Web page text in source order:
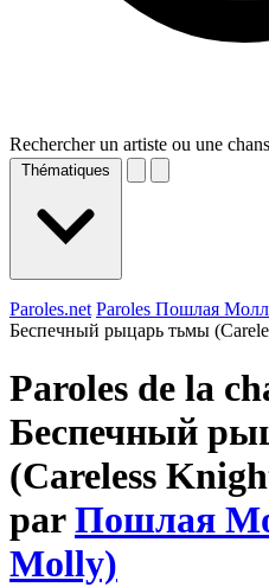
Rechercher un artiste ou une
Thématiques
Paroles.net Paroles Пошлая
Беспечный рыцарь тьмы
Paroles de la
Беспечный
(Careless
parПошлая
Molly)